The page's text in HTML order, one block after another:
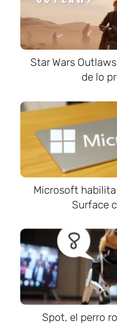
Star Wars
de lo
Microsoft
Surface
Spot, el perro